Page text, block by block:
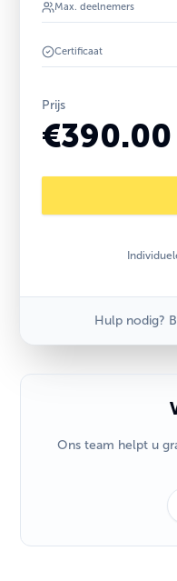
Max. deelnemers
Certificaat
Prijs
€390.00
Hulp nodig?
Ons team helpt u